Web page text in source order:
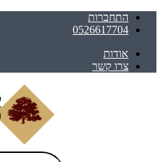
התחברות
0526617704
אודות
צרו קשר